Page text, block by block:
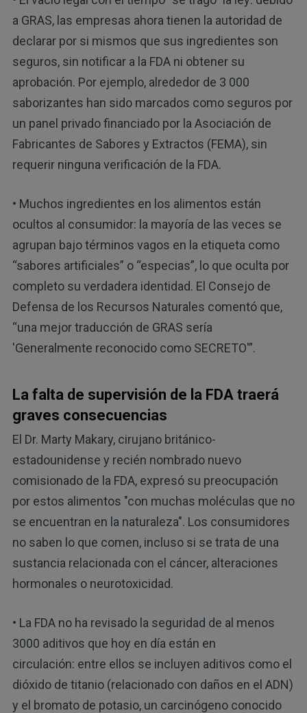
a GRAS, las empresas ahora tienen la autoridad de
declarar por si mismos que sus ingredientes son
seguros, sin notificar a la FDA ni obtener su
aprobación. Por ejemplo, alrededor de 3 000
saborizantes han sido marcados como seguros por
un panel privado financiado por la Asociación de
Fabricantes de Sabores y Extractos (FEMA), sin
requerir ninguna verificación de la FDA.
• Muchos ingredientes en los alimentos están
ocultos al consumidor: la mayoría de las veces se
agrupan bajo términos vagos en la etiqueta como
“sabores artificiales” o “especias”, lo que oculta por
completo su verdadera identidad. El Consejo de
Defensa de los Recursos Naturales comentó que,
“una mejor traducción de GRAS sería
'Generalmente reconocido como SECRETO'”.
La falta de supervisión de la FDA traerá
graves consecuencias
El Dr. Marty Makary, cirujano británico-
estadounidense y recién nombrado nuevo
comisionado de la FDA, expresó su preocupación
por estos alimentos "con muchas moléculas que no
se encuentran en la naturaleza". Los consumidores
no saben lo que comen, incluso si se trata de una
sustancia relacionada con el cáncer, alteraciones
hormonales o neurotoxicidad.
• La FDA no ha revisado la seguridad de al menos
3000 aditivos que hoy en día están en
circulación: entre ellos se incluyen aditivos como el
dióxido de titanio (relacionado con daños en el ADN)
y el bromato de potasio, un carcinógeno conocido